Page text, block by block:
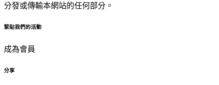
分發或傳輸本網站的任何部分。
緊貼我們的活動
成為會員
分享